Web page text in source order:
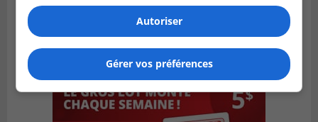
Autoriser
Gérer vos préférences